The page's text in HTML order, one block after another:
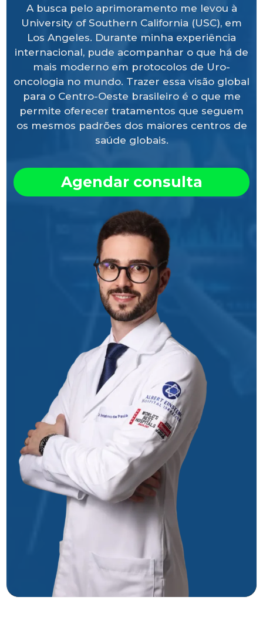
A busca pelo aprimoramento me levou à
University of Southern California (USC), em
Los Angeles. Durante minha experiência
internacional, pude acompanhar o que há de
mais moderno em protocolos de Uro-
oncologia no mundo. Trazer essa visão global
para o Centro-Oeste brasileiro é o que me
permite oferecer tratamentos que seguem
os mesmos padrões dos maiores centros de
saúde globais.
Agendar consulta